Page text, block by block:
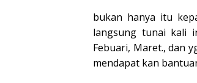
bukan hanya itu
langsung tunai kali
Febuari, Maret., dan
mendapat kan